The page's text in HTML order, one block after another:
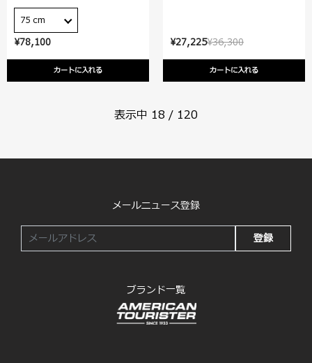
¥78,100
カートに入れる
75 cm
¥36,300
¥27,225
カートに入れる
表示中 18 / 120
メールニュース登録
登録
ブランド一覧